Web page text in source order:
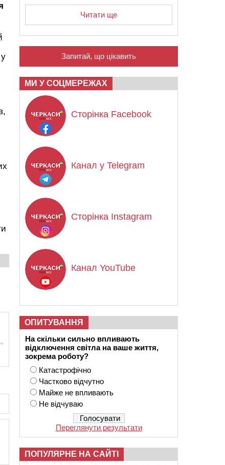
Читати ще
Запитай, що цікавить
МИ У СОЦМЕРЕЖАХ
Сторінка Facebook
Канал у Telegram
Сторінка Instagram
Канал YouTube
ОПИТУВАННЯ
На скільки сильно впливають
відключення світла на ваше життя,
зокрема роботу?
Катастрофічно
Частково відчутно
Майже не впливають
Не відчуваю
Переглянути результати
ПОПУЛЯРНЕ НА САЙТІ